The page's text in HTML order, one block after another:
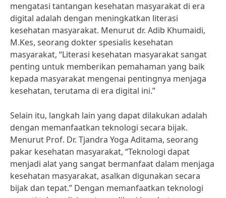
mengatasi tantangan kesehatan masyarakat di era
digital adalah dengan meningkatkan literasi
kesehatan masyarakat. Menurut dr. Adib Khumaidi,
M.Kes, seorang dokter spesialis kesehatan
masyarakat, “Literasi kesehatan masyarakat sangat
penting untuk memberikan pemahaman yang baik
kepada masyarakat mengenai pentingnya menjaga
kesehatan, terutama di era digital ini.”
Selain itu, langkah lain yang dapat dilakukan adalah
dengan memanfaatkan teknologi secara bijak.
Menurut Prof. Dr. Tjandra Yoga Aditama, seorang
pakar kesehatan masyarakat, “Teknologi dapat
menjadi alat yang sangat bermanfaat dalam menjaga
kesehatan masyarakat, asalkan digunakan secara
bijak dan tepat.” Dengan memanfaatkan teknologi